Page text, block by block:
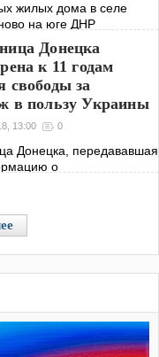
жилых дома в селе
на юге ДНР
в результате вечернего
стороны украинских
Об этом сегодня
в
Новоазовского
Донецка
к 11 годам
свободы за
в пользу Украины
13:00 0
Донецка, передававшая
о
свободы. Об этом
в пресс-службе